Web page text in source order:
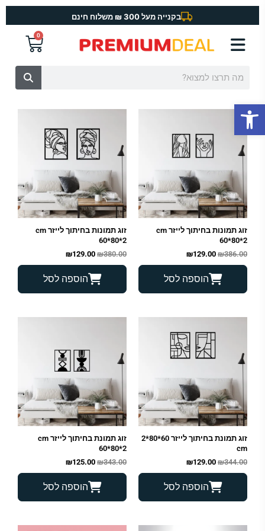
פתח סרגל נגישות
דילוג
בקנייה מעל 300 ₪ משלוח חינם
0
עגלת
קניות
חיפוש
זוג תמונות בחיתוך לייזר cm
60*80*2
₪386.00
היה:
₪386.00.
₪129.00
הוא:
₪129.00.
הוספה לסל
זוג תמונות בחיתוך לייזר cm
60*80*2
₪380.00
היה:
₪380.00.
₪129.00
הוא:
₪129.00.
הוספה לסל
זוג תמונת בחיתוך לייזר 60*80*2
cm
₪344.00
המקורי
היה:
₪344.00.
₪129.00
הנוכחי
הוא:
₪129.00.
הוספה לסל
זוג תמונת בחיתוך לייזר cm
60*80*2
₪343.00
₪343.00.
₪125.00
₪125.00.
הוספה לסל